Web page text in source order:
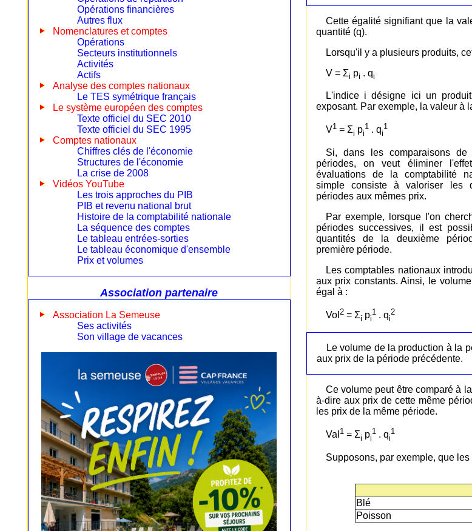
Cette égalité signifiant que la
quantité (q).
Lorsqu'il y a plusieurs produits,
V = Σi pi . qi
L'indice i désigne ici un
exposant. Par exemple, la valeur à
V1= Σi pi
1. qi
1
Si, dans les comparaisons de
périodes, on veut éliminer
évaluations de la comptabilité
simple consiste à valoriser les
périodes aux mêmes prix.
Par exemple, lorsque l'on
périodes successives, il est
quantités de la deuxième
première période.
Les comptables nationaux
aux prix constants. Ainsi, le
égal à :
Vol 2= Σi pi
1. qi
2
Le volume de la production à la
aux prix de la période précédente.
Ce volume peut être comparé à
à-dire aux prix de cette même
les prix de la même période.
Val 1= Σi pi
1. qi
1
Supposons, par exemple, que
Blé
Poisson
Opérations financières
Autres flux
Nomenclatures et comptes
Opérations
Secteurs institutionnels
Activités
Actifs
Analyse des comptes nationaux
Le TES symétrique français
Le système européen des comptes
Texte officiel du SEC 2010
Texte officiel du SEC 1995
Comptes nationaux
Chiffres clés de l'économie
Structures de l'économie
La crise de 2008
Vidéos YouTube
Les trois approches du PIB
PIB et revenu national brut
Histoire de la comptabilité nationale
La séquence des comptes
Le tableau entrées-sorties
Le tableau économique d'ensemble
Prix et volumes
Association partenaire
Association La Semeuse
Ses activités
Son village de vacances